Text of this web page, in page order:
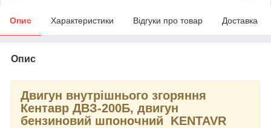
Опис Характеристики Відгуки про товар Доставка
Опис
Двигун внутрішнього згоряння
Кентавр ДВЗ-200Б, двигун
бензиновий шпоночний KENTAVR